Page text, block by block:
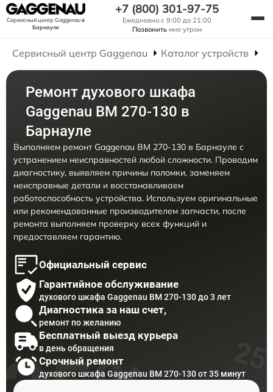
Сервисный центр Gaggenauв
Барнауле
+7 (800) 301-97-75
Ежедневно с 9:00 до 21:00
Позвонить мне утром
Сервисный центр Gaggenau Каталог устройств
Ремонт духового шкафа
Gaggenau BM 270-130 в
Барнауле
Выполняем ремонт Gaggenau BM 270-130 в Барнауле с
устранением неисправностей любой сложности. Проводим
диагностику, выявляем причины поломки, заменяем
неисправные детали и восстанавливаем
работоспособность устройства. Используем оригинальные
или рекомендованные производителем запчасти, после
ремонта выполняем проверку всех функций и
предоставляем гарантию.
Официальный сервис
Гарантийное обслуживание
духового шкафа Gaggenau BM 270-130 до 3 лет
Диагностика за наш счет,
ремонт по желанию
Бесплатный выезд курьера
в день обращения
Срочный ремонт
духового шкафа Gaggenau BM 270-130 от 35 минут